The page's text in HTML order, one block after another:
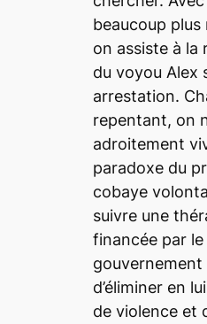
beaucoup plus
on assiste à la
du voyou Alex
arrestation.
repentant, on
adroitement
paradoxe du
cobaye
suivre une
financée par le
gouvernement
d’éliminer en
de violence et